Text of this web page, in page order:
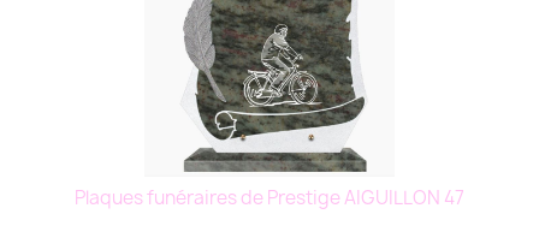
Plaques funéraires de Prestige AIGUILLON 47